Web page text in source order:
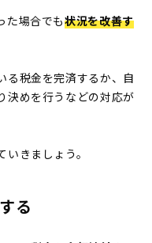
た場合でも状況を改善す
る税金を完済するか、自
決めを行うなどの対応が
きましょう。
る